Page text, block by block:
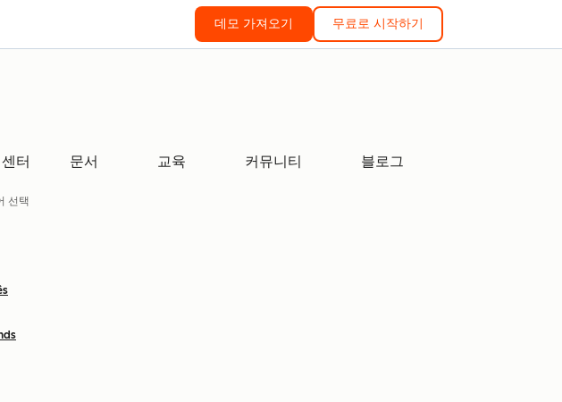
데모 가져오기 무료로 시작하기
터 문서 교육 커뮤니티 블로그
선택